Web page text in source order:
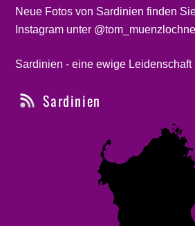
Neue Fotos von Sardinien finden
Instagram unter
Sardinien - eine ewige Leidenschaft
Sardinien